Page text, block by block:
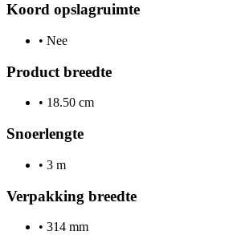
Koord opslagruimte
• Nee
Product breedte
• 18.50 cm
Snoerlengte
• 3 m
Verpakking breedte
• 314 mm